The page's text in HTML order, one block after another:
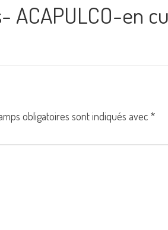
ACAPULCO-en
obligatoires sont indiqués avec *